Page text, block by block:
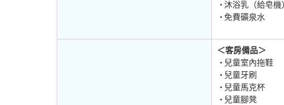
沐浴乳（給皂機
免費礦泉水
＜客房備品＞
兒童室內拖鞋
兒童牙刷
兒童馬克杯
兒童腳凳